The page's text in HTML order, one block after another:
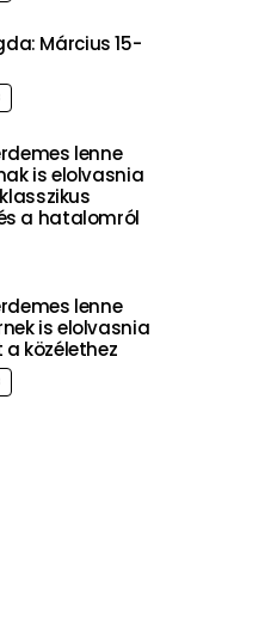
Március 15-
lenne
is elolvasnia
a hatalomról
lenne
is elolvasnia
a közélethez